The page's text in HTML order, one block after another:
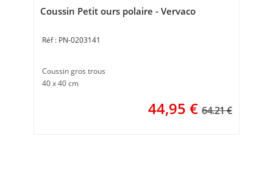
Coussin Petit ours polaire - Vervaco
PN-0203141
Coussin gros trous
40 x 40 cm
44,95 € 64.21 €